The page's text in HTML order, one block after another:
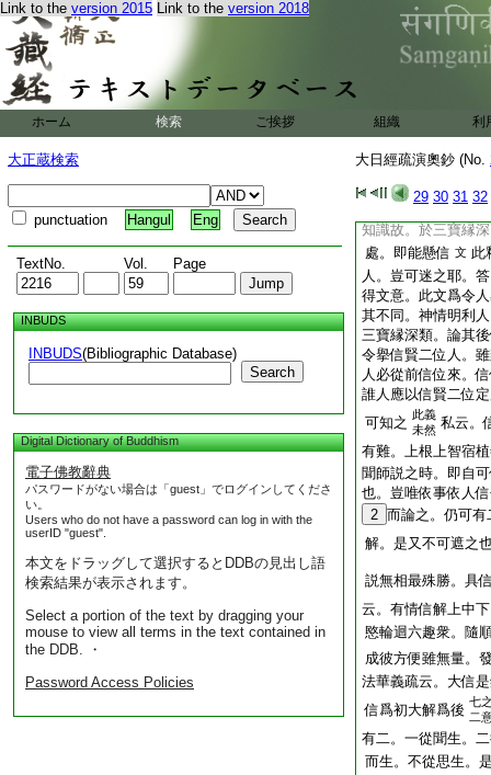
Link to the version 2015 Link to the version 2018
ホーム 検索 ご挨拶 組織 利
大正蔵検索
punctuation Hangul Eng
TextNo. Vol. Page
INBUDS
INBUDS(Bibliographic Database)
Search
Digital Dictionary of Buddhism
電子佛教辭典
パスワードがない場合は「guest」でログインしてくださ
い。
Users who do not have a password can log in with the
userID "guest".
本文をドラッグして選択するとDDBの見出し語
検索結果が表示されます。
Select a portion of the text by dragging your
mouse to view all terms in the text contained in
the DDB. ・
Password Access Policies
大日經疏演奧鈔 (No.
29 30 31 32
固信也。但異信解
定信也深信捨解心
見濕泥生解。唯是
泥解有何用耶。是
問。若爾者信解深
見當段文釋信解云
議法界。以宿殖善
受其言 文
又釋深
知識故。於三寶縁
處。即能懸信 文 此
人。豈可迷之耶。
得文意。此文爲令
其不同。神情明利
三寶縁深類。論其
令擧信賢二位人。
人必從前信位來。
誰人應以信賢二位
可知之 此義
未然 私云。
有難。上根上智宿
聞師説之時。即自
也。豈唯依事依人
2 而論之。仍可
解。是又不可遮之
説無相最殊勝。具
云。有情信解上中
愍輪迴六趣衆。隨
成彼方便雖無量。
法華義疏云。大信
信爲初大解爲後 七
二
有二。一從聞生。
而生。不從思生。